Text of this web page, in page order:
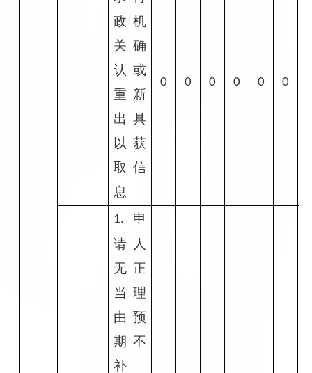
政机
关确
认或
重新
出具
以获
取信
息
0 0 0 0 0 0
1.
申
请人
无正
当理
由预
期不
补